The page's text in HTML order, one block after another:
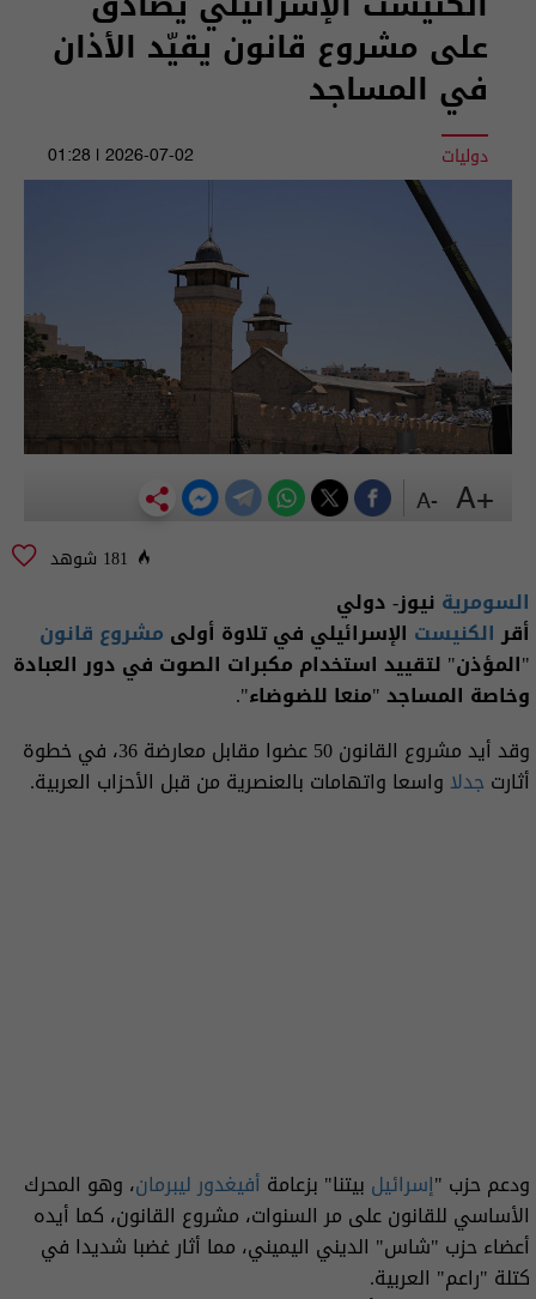
على مشروع قانون يقيّد الأذان
في المساجد
دوليات 2026-07-02 | 01:28
181 شوهد
السومرية نيوز- دولي
أقرالكنيست الإسرائيلي في تلاوة أولى مشروع قانون
"المؤذن" لتقييد استخدام مكبرات الصوت في دور العبادة
وخاصة المساجد "منعا للضوضاء".
وقد أيد مشروع القانون 50 عضوا مقابل معارضة 36، في خطوة
أثارت جدلاواسعا واتهامات بالعنصرية من قبل الأحزاب العربية.
ودعم حزب "إسرائيل بيتنا" بزعامة أفيغدور ليبرمان، وهو المحرك
الأساسي للقانون على مر السنوات، مشروع القانون، كما أيده
أعضاء حزب "شاس" الديني اليميني، مما أثار غضبا شديدا في
كتلة "راعم" العربية.
+A
-A